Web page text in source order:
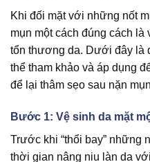
Khi đối mặt với những nốt
mụn một cách đúng cách là
tổn thương da. Dưới đây là
thể tham khảo và áp dụng
để lại thâm sẹo sau nặn
Bước 1: Vệ sinh da mặt
Trước khi “thổi bay” những
thời gian nâng niu làn da